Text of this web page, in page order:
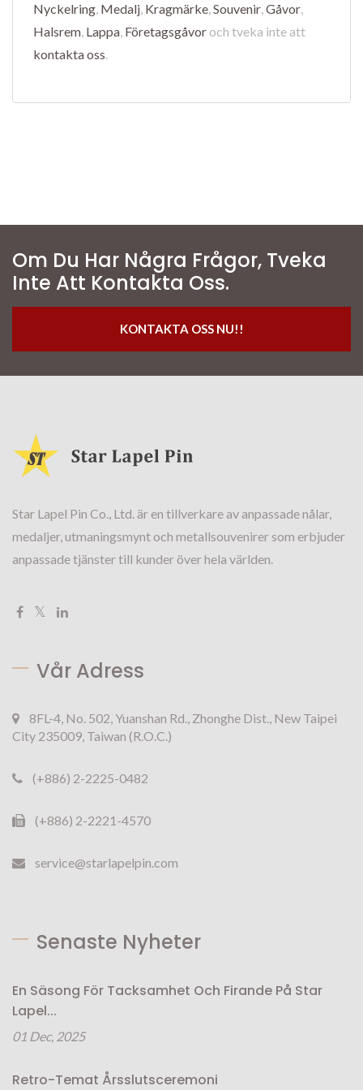
Nyckelring, Medalj, Kragmärke,Souvenir,Gåvor,
Halsrem, Lappa, Företagsgåvor och tveka inte att
kontakta oss.
Om Du Har Några Frågor, Tveka
Inte Att Kontakta Oss.
KONTAKTA OSS NU!!
Star Lapel Pin Co., Ltd. är en tillverkare av anpassade nålar,
medaljer, utmaningsmynt och metallsouvenirer som erbjuder
anpassade tjänster till kunder över hela världen.
Vår Adress
8FL-4, No. 502, Yuanshan Rd., Zhonghe Dist., New Taipei
City 235009, Taiwan (R.O.C.)
(+886) 2-2225-0482
(+886) 2-2221-4570
service@starlapelpin.com
Senaste Nyheter
En Säsong För Tacksamhet Och Firande På Star
Lapel...
01 Dec, 2025
Retro-Temat Årsslutsceremoni